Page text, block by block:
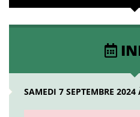
SAMEDI 7 SEPTEMBRE 2024